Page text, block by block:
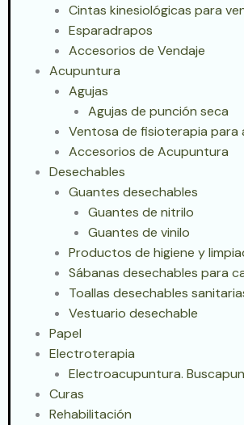
Cintas kinesiológicas para
Esparadrapos
Accesorios de Vendaje
Acupuntura
Agujas
Agujas de punción seca
Ventosa de fisioterapia para
Accesorios de Acupuntura
Desechables
Guantes desechables
Guantes de nitrilo
Guantes de vinilo
Productos de higiene y
Sábanas desechables para
Toallas desechables
Vestuario desechable
Papel
Electroterapia
Electroacupuntura.
Curas
Rehabilitación